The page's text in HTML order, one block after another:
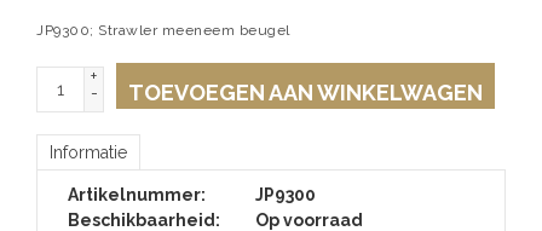
JP9300; Strawler meeneem beugel
+
-
TOEVOEGEN AAN WINKELWAGEN
Informatie
Artikelnummer:
JP9300
Beschikbaarheid:
Op voorraad